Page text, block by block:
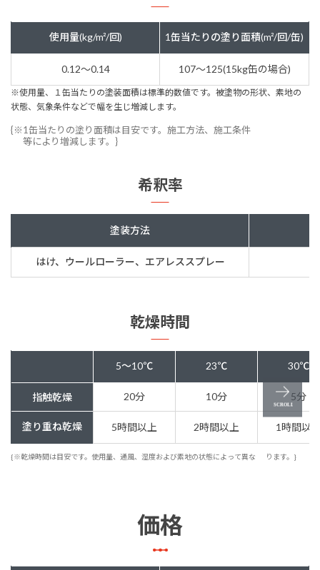
使用量(kg/m²/回) 1缶当たりの塗り面積(m²/回/缶)
0.12～0.14 107～125(15kg缶の場合)
※使用量、１缶当たりの塗装面積は標準的数値です。被塗物の形状、素地の
状態、気象条件などで幅を生じ増減します。
{※1缶当たりの塗り面積は目安です。施工方法、施工条件
等により増減します。}
希釈率
塗装方法
はけ、ウールローラー、エアレススプレー
乾燥時間
5～10℃ 23℃ 30℃
指触乾燥 20分 10分 5分
塗り重ね乾燥 5時間以上 2時間以上 1時間以
{※乾燥時間は目安です。使用量、通風、湿度および素地の状態によって異な ります。}
価格